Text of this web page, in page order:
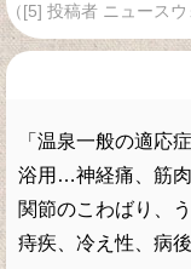
（[5] 投稿者 ニュース
「温泉一般の適応症
浴用…神経痛、筋肉
関節のこわばり、
痔疾、冷え性、病